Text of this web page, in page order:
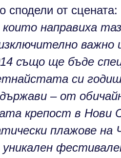
сподели от сцената:
направиха
важно
също ще бъде
си
– от
крепост в Нови
плажове на
уникален